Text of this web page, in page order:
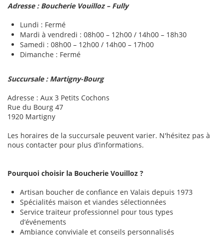
Adresse : Boucherie Vouilloz – Fully
Lundi : Fermé
Mardi à vendredi : 08h00 – 12h00 / 14h00 – 18h30
Samedi : 08h00 – 12h00 / 14h00 – 17h00
Dimanche : Fermé
Succursale : Martigny-Bourg
Adresse : Aux 3 Petits Cochons
Rue du Bourg 47
1920 Martigny
Les horaires de la succursale peuvent varier. N'hésitez pas à
nous contacter pour plus d’informations.
Pourquoi choisir la Boucherie Vouilloz ?
Artisan boucher de confiance en Valais depuis 1973
Spécialités maison et viandes sélectionnées
Service traiteur professionnel pour tous types
d’événements
Ambiance conviviale et conseils personnalisés